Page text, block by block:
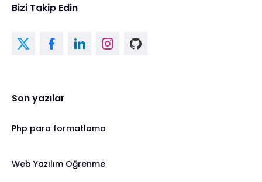
Bizi Takip Edin
Son yazılar
Php para formatlama
Web Yazılım Öğrenme